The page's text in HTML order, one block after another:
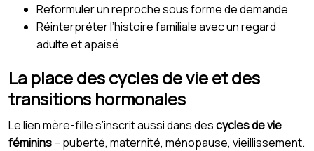
Reformuler un reproche sous forme de demande
Réinterpréter l’histoire familiale avec un regard
adulte et apaisé
La place des cycles de vie et des
transitions hormonales
Le lien mère-fille s’inscrit aussi dans descycles de vie
féminins– puberté, maternité, ménopause, vieillissement.